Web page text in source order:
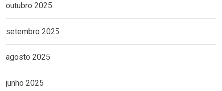
outubro 2025
setembro 2025
agosto 2025
junho 2025